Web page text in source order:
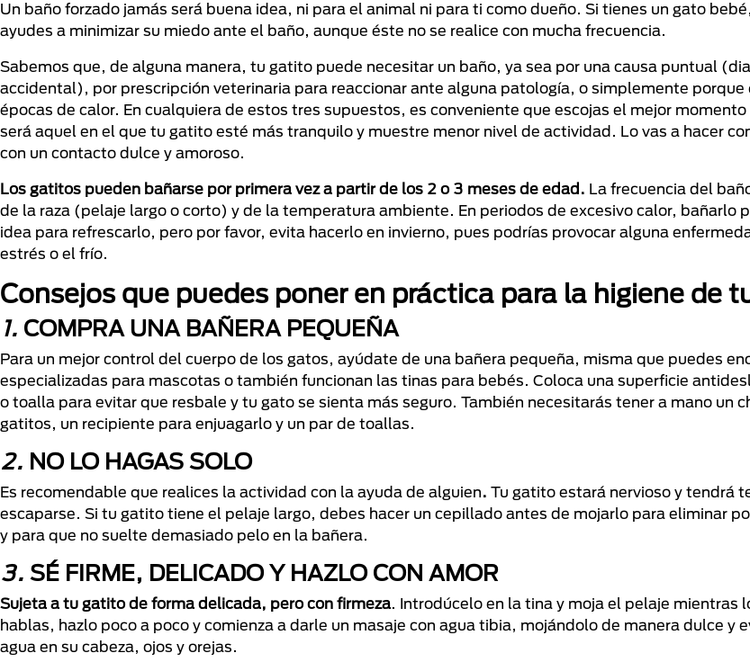
Un baño forzado jamás será buena idea, ni para el animal ni para ti como dueño. Si tienes un gato
ayudes a minimizar su miedo ante el baño, aunque éste no se realice con mucha frecuencia.
Sabemos que, de alguna manera, tu gatito puede necesitar un baño, ya sea por una causa puntual
accidental), por prescripción veterinaria para reaccionar ante alguna patología, o simplemente porque
épocas de calor. En cualquiera de estos tres supuestos, es conveniente que escojas el mejor
será aquel en el que tu gatito esté más tranquilo y muestre menor nivel de actividad. Lo vas a hacer
con un contacto dulce y amoroso.
Los gatitos pueden bañarse por primera vez a partir de los 2 o 3 meses de edad. La frecuencia del
de la raza (pelaje largo o corto) y de la temperatura ambiente. En periodos de excesivo calor, bañarlo
idea para refrescarlo, pero por favor, evita hacerlo en invierno, pues podrías provocar alguna
estrés o el frío.
Consejos que puedes poner en práctica para la higiene de
1. COMPRA UNA BAÑERA PEQUEÑA
Para un mejor control del cuerpo de los gatos, ayúdate de una bañera pequeña, misma que puedes
especializadas para mascotas o también funcionan las tinas para bebés. Coloca una superficie
o toalla para evitar que resbale y tu gato se sienta más seguro. También necesitarás tener a mano un
gatitos, un recipiente para enjuagarlo y un par de toallas.
2. NO LO HAGAS SOLO
Es recomendable que realices la actividad con la ayuda de alguien. Tu gatito estará nervioso y tendrá
escaparse. Si tu gatito tiene el pelaje largo, debes hacer un cepillado antes de mojarlo para eliminar
y para que no suelte demasiado pelo en la bañera.
3. SÉ FIRME, DELICADO Y HAZLO CON AMOR
Sujeta a tu gatito de forma delicada, pero con firmeza. Introdúcelo en la tina y moja el pelaje mientras
hablas, hazlo poco a poco y comienza a darle un masaje con agua tibia, mojándolo de manera dulce y
agua en su cabeza, ojos y orejas.